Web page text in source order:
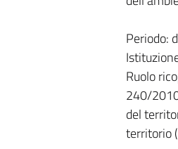
Periodo:
Ruolo
240/
del
territorio